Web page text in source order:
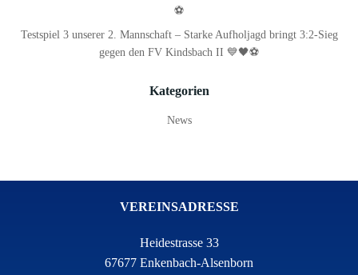
⚽
Testspiel 3 unserer 2. Mannschaft – Starke Aufholjagd bringt 3:2-Sieg
gegen den FV Kindsbach II 💙🖤⚽
Kategorien
News
VEREINSADRESSE
Heidestrasse 33
67677 Enkenbach-Alsenborn